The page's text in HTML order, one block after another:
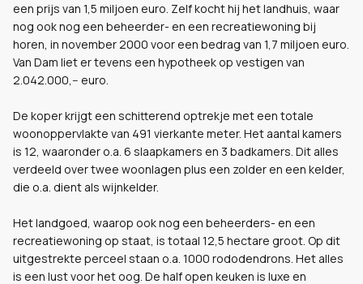
een prijs van 1,5 miljoen euro. Zelf kocht hij het landhuis, waar
nog ook nog een beheerder- en een recreatiewoning bij
horen, in november 2000 voor een bedrag van 1,7 miljoen euro.
Van Dam liet er tevens een hypotheek op vestigen van
2.042.000,-- euro.
De koper krijgt een schitterend optrekje met een totale
woonoppervlakte van 491 vierkante meter. Het aantal kamers
is 12, waaronder o.a. 6 slaapkamers en 3 badkamers. Dit alles
verdeeld over twee woonlagen plus een zolder en een kelder,
die o.a. dient als wijnkelder.
Het landgoed, waarop ook nog een beheerders- en een
recreatiewoning op staat, is totaal 12,5 hectare groot. Op dit
uitgestrekte perceel staan o.a. 1000 rododendrons. Het alles
is een lust voor het oog. De half open keuken is luxe en